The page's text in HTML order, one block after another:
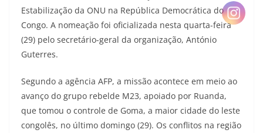
Estabilização da ONU na República Democrática do
Congo. A nomeação foi oficializada nesta quarta-feira
(29) pelo secretário-geral da organização, António
Guterres.
Segundo a agência AFP, a missão acontece em meio ao
avanço do grupo rebelde M23, apoiado por Ruanda,
que tomou o controle de Goma, a maior cidade do leste
congolês, no último domingo (29). Os conflitos na região